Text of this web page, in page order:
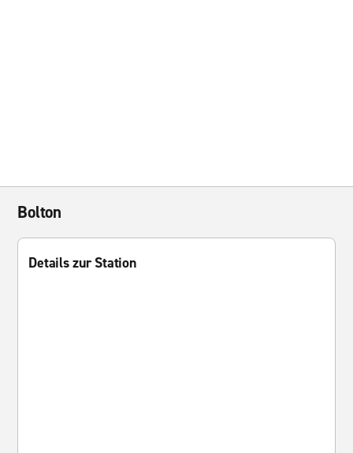
Bolton
Details zur Station